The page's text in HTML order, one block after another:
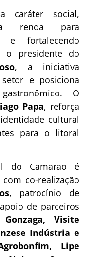
caráter social,
renda para
e fortalecendo
o presidente do
, a iniciativa
e posiciona
O
Papa, reforça
cultural
para o litoral
do Camarão é
com co-realização
, patrocínio de
de parceiros
Visite
Indústria e
Lipe